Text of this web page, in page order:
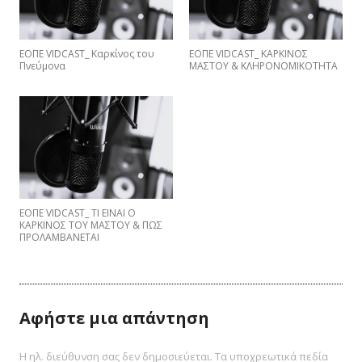
ΕΟΠΕ VIDCAST_ Καρκίνος του
Πνεύμονα
ΕΟΠΕ VIDCAST_ ΚΑΡΚΙΝΟΣ
ΜΑΣΤΟΥ & ΚΛΗΡΟΝΟΜΙΚΟΤΗΤΑ
EΟΠΕ VIDCAST_ ΤΙ ΕΙΝΑΙ Ο
ΚΑΡΚΙΝΟΣ ΤΟΥ ΜΑΣΤΟΥ & ΠΩΣ
ΠΡΟΛΑΜΒΑNETAI
Αφήστε μια απάντηση
Η ηλ. διεύθυνση σας δεν δημοσιεύεται. Τα υποχρεωτικά πεδία